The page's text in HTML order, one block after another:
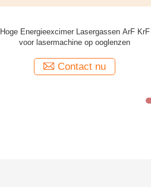
Medische de Lasergasmengsels Nidek Lasik
van Rangarf voor Oogchirurgie aan Indische
Contact nu